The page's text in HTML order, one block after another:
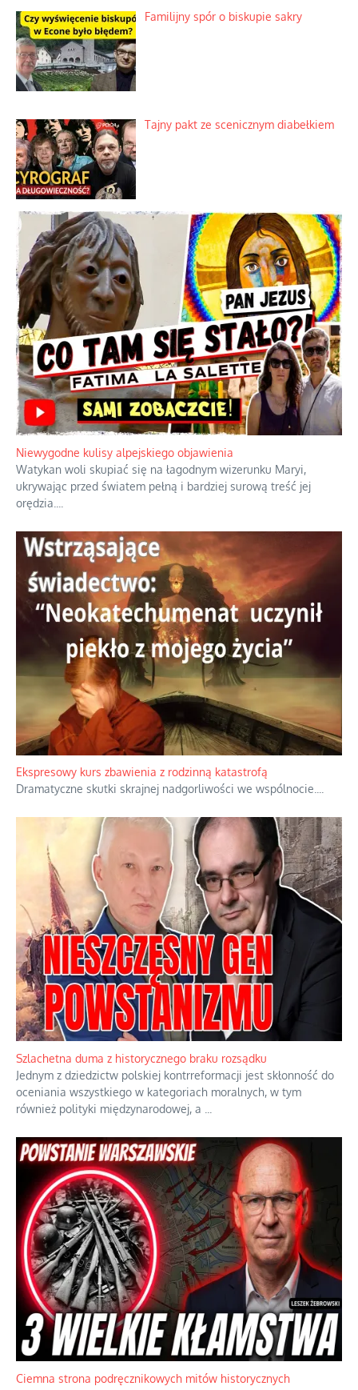
Familijny spór o biskupie sakry
Tajny pakt ze scenicznym diabełkiem
Niewygodne kulisy alpejskiego objawienia
Watykan woli skupiać się na łagodnym wizerunku Maryi,
ukrywając przed światem pełną i bardziej surową treść jej
orędzia.
Ekspresowy kurs zbawienia z rodzinną katastrofą
Dramatyczne skutki skrajnej nadgorliwości we wspólnocie.
Szlachetna duma z historycznego braku rozsądku
Jednym z dziedzictw polskiej kontrreformacji jest skłonność do
oceniania wszystkiego w kategoriach moralnych, w tym
również polityki międzynarodowej, a
Ciemna strona podręcznikowych mitów historycznych